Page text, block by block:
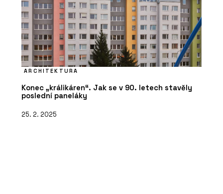
ARCHITEKTURA
Konec „králikáren“. Jak se v 90. letech stavěly
poslední paneláky
25. 2. 2025